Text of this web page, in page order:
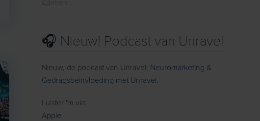
🎧 Nieuw! Podcast van Unravel
Nieuw, de podcast van Unravel: Neuromarketing &
Gedragsbeïnvloeding met Unravel.
Luister 'm via:
Apple